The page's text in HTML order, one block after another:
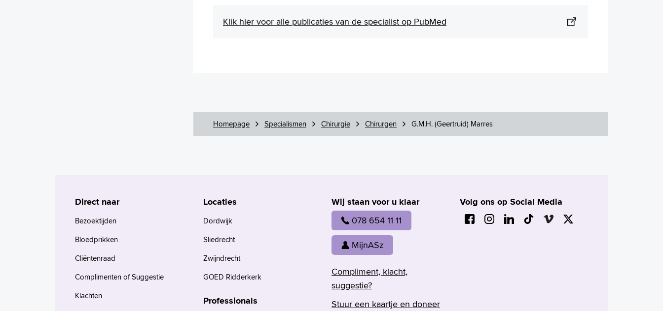
Klik hier voor alle publicaties van de specialist op PubMed
Homepage Specialismen Chirurgie Chirurgen G.M.H. (Geertruid) Marres
Wij staan voor u klaar
078 654 11 11
MijnASz
Compliment, klacht,
suggestie?
Stuur een kaartje en doneer
Volg ons op Social Media
Direct naar
Bezoektijden
Bloedprikken
Cliëntenraad
Complimenten of Suggestie
Klachten
Locaties
Dordwijk
Sliedrecht
Zwijndrecht
GOED Ridderkerk
Professionals